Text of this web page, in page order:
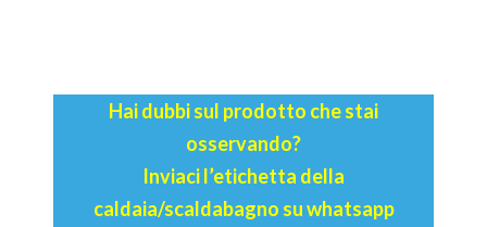
Hai dubbi sul prodotto che stai
osservando?
Inviaci l’etichetta della
caldaia/scaldabagno su whatsapp